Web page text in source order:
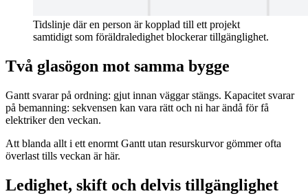
Tidslinje där en person är kopplad till ett projekt
samtidigt som föräldraledighet blockerar tillgänglighet.
Två glasögon mot samma bygge
Gantt svarar på ordning: gjut innan väggar stängs. Kapacitet svarar
på bemanning: sekvensen kan vara rätt och ni har ändå för få
elektriker den veckan.
Att blanda allt i ett enormt Gantt utan resurskurvor gömmer ofta
överlast tills veckan är här.
Ledighet, skift och delvis tillgänglighet